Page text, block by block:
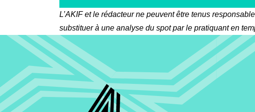
L’AKIF et le rédacteur ne peuvent être tenus
substituer à une analyse du spot par le pratiquant en